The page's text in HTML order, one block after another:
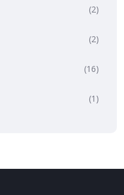
(2)
(2)
(16)
(1)